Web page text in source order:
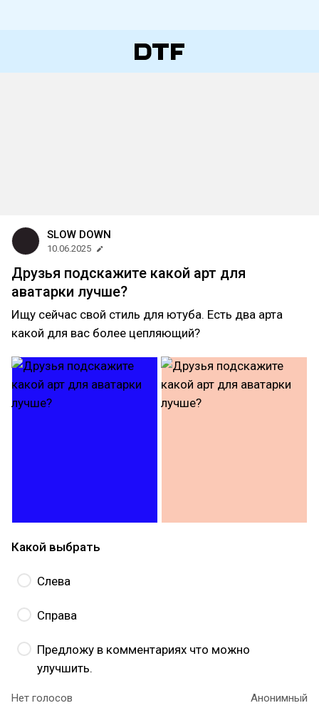
SLOW DOWN
10.06.2025
Друзья подскажите какой арт для
аватарки лучше?
Ищу сейчас свой стиль для ютуба. Есть два арта
какой для вас более цепляющий?
Какой выбрать
Слева
Справа
Предложу в комментариях что можно
улучшить.
Нет голосов Анонимный